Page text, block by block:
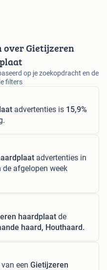
over Gietijzeren
op je zoekopdracht en de
filters
advertenties is 15,9%
advertenties in
de afgelopen week
haardplaat de
haard, Houthaard.
een Gietijzeren